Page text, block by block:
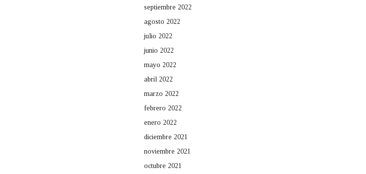
septiembre 2022
agosto 2022
julio 2022
junio 2022
mayo 2022
abril 2022
marzo 2022
febrero 2022
enero 2022
diciembre 2021
noviembre 2021
octubre 2021